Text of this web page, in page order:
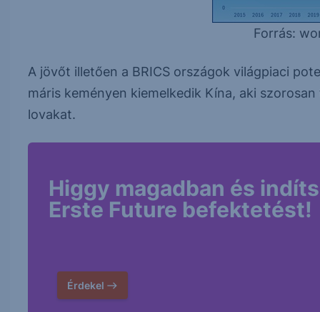
Forrás:
A jövőt illetően a BRICS országok világpiaci
máris keményen kiemelkedik Kína, aki
lovakat.
Higgy magadban és indíts
Erste Future befektetést!
Érdekel